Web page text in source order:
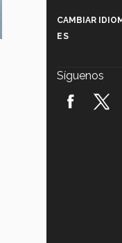
CAMBIAR
ES
Síguenos